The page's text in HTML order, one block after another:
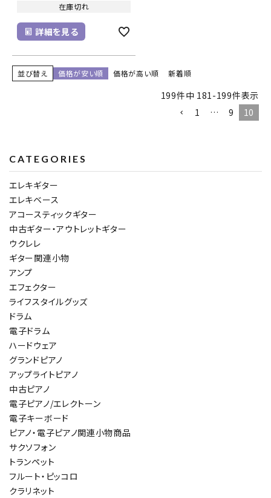
在庫切れ
詳細を見る
並び替え 価格が安い順 価格が高い順 新着順
199件中 181 -199件表示
1
… 9 10
CATEGORIES
エレキギター
エレキベース
アコースティックギター
中古ギター・アウトレットギター
ウクレレ
ギター関連小物
アンプ
エフェクター
ライフスタイルグッズ
ドラム
電子ドラム
ハードウェア
グランドピアノ
アップライトピアノ
中古ピアノ
電子ピアノ/エレクトーン
電子キーボード
ピアノ・電子ピアノ関連小物商品
サクソフォン
トランペット
フルート・ピッコロ
クラリネット